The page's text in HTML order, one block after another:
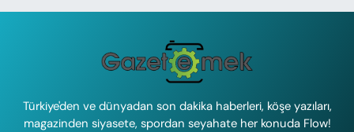
Türkiye'den ve dünyadan son dakika haberleri, köşe yazıları,
magazinden siyasete, spordan seyahate her konuda Flow!